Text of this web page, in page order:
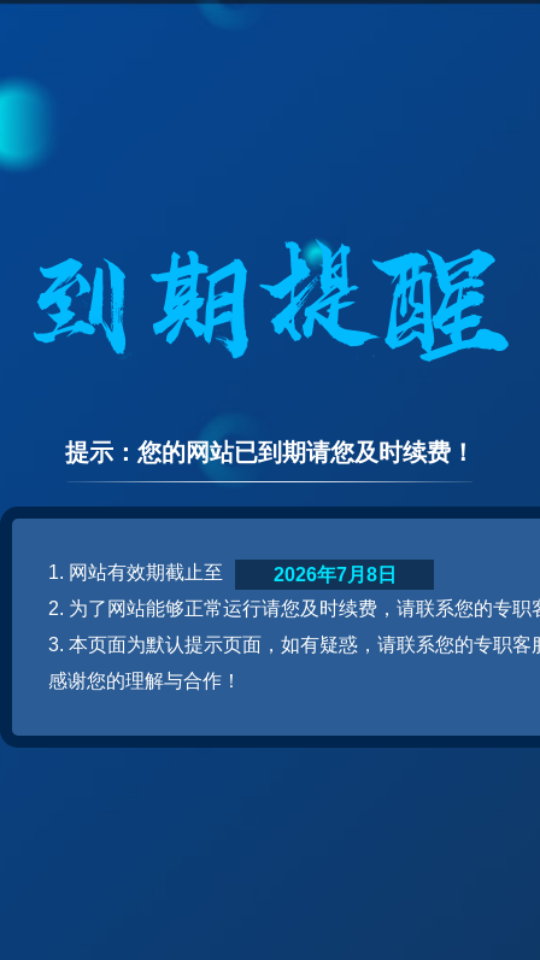
提示：您的网站已到期请您及时续费！
1. 网站有效期截止至
2. 为了网站能够正常运行请您及时续费，请联系您的专职
3. 本页面为默认提示页面，如有疑惑，请联系您的专职客
感谢您的理解与合作！
2026年7月8日